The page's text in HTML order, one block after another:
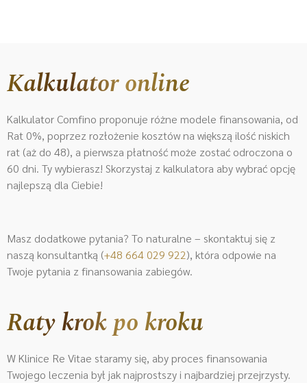
Raty krok po kroku
W Klinice Re Vitae staramy się, aby proces finansowania
Twojego leczenia był jak najprostszy i najbardziej przejrzysty.
Kalkulator online
Kalkulator Comfino proponuje różne modele finansowania, od
Rat 0%, poprzez rozłożenie kosztów na większą ilość niskich
rat (aż do 48), a pierwsza płatność może zostać odroczona o
60 dni. Ty wybierasz! Skorzystaj z kalkulatora aby wybrać opcję
najlepszą dla Ciebie!
Masz dodatkowe pytania? To naturalne – skontaktuj się z
naszą konsultantką (+48 664 029 922), która odpowie na
Twoje pytania z finansowania zabiegów.